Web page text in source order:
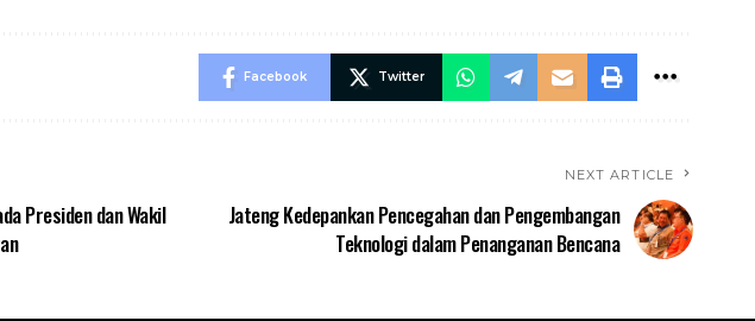
Facebook Twitter
Presiden dan Wakil
NEXT ARTICLE
Jateng Kedepankan Pencegahan dan Pengembangan
Teknologi dalam Penanganan Bencana